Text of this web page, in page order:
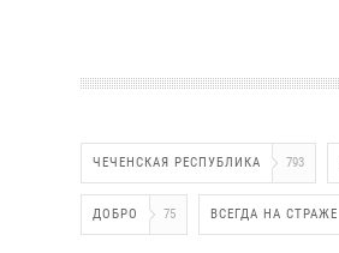
ЧЕЧЕНСКАЯ РЕСПУБЛИКА 793
ДОБРО 75 ВСЕГДА НА СТРАЖЕ